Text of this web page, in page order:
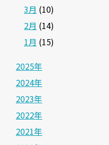
3月 (10)
2月 (14)
1月 (15)
2025年
2024年
2023年
2022年
2021年